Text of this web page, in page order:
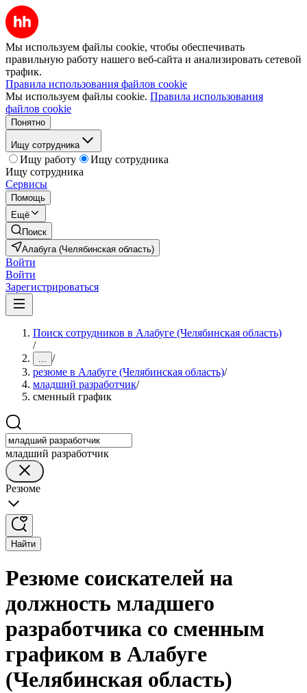
Мы используем файлы cookie, чтобы обеспечивать
правильную работу нашего веб-сайта и анализировать сетевой
трафик.
Правила использования файлов cookie
Мы используем файлы cookie. Правила использования
файлов cookie
Понятно
Ищу сотрудника
Ищу работу
Ищу сотрудника
Ищу сотрудника
Сервисы
Помощь
Ещё
Поиск
Алабуга (Челябинская область)
Войти
Войти
Зарегистрироваться
Поиск сотрудников в Алабуге (Челябинская область)
/
... /
резюме в Алабуге (Челябинская область)/
младший разработчик/
сменный график
младший разработчик
Резюме
Найти
Резюме соискателей на
должность младшего
разработчика со сменным
графиком в Алабуге
(Челябинская область)